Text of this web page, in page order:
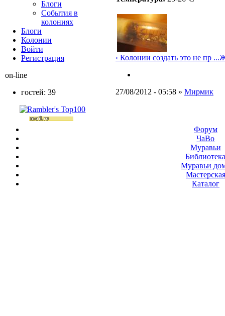
‹ Колонии создать это не пр ...
27/08/2012 - 05:58 » Мирмик
Блоги
События в
колониях
Блоги
Колонии
Войти
Peгиcтpaция
on-line
гостей: 39
Форум
ЧаВо
Муравьи
Муравьи
Мастерская
Каталог